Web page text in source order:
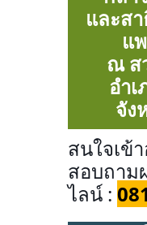
และส
แ
ณ ส
อำ
จัง
สนใจเข้
สอบถาม
ไลน์ :